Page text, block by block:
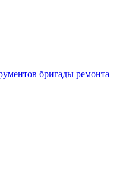
бригады ремонта